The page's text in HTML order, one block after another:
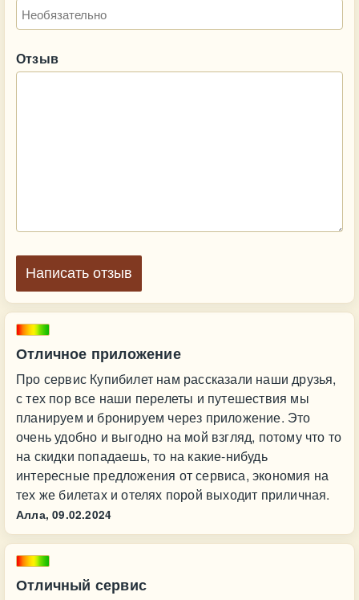
Отличное приложение
Про сервис Купибилет нам рассказали наши друзья,
с тех пор все наши перелеты и путешествия мы
планируем и бронируем через приложение. Это
очень удобно и выгодно на мой взгляд, потому что то
на скидки попадаешь, то на какие-нибудь
интересные предложения от сервиса, экономия на
тех же билетах и отелях порой выходит приличная.
Алла, 09.02.2024
Отличный сервис
Отзыв
Написать отзыв